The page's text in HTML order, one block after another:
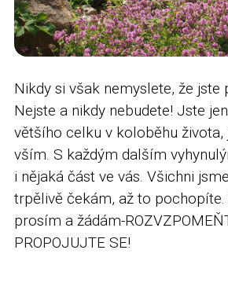
Nikdy si však nemyslete, že jste
Nejste a nikdy nebudete! Jste
většího celku v koloběhu života,
vším. S každým dalším
i nějaká část ve vás. Všichni
trpělivě čekám, až to pochopíte.
prosím a žádám-
PROPOJUJTE SE!